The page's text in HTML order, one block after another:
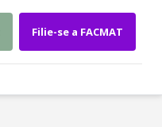
Filie-se a FACMAT